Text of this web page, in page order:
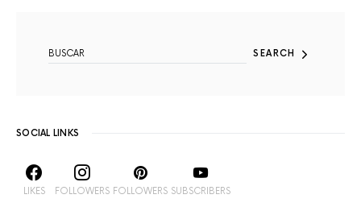
SEARCH
SOCIAL LINKS
LIKES FOLLOWERS FOLLOWERS SUBSCRIBERS